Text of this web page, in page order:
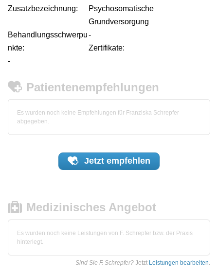
Zusatzbezeichnung:
Psychosomatische
Grundversorgung
Behandlungsschwerpu
nkte:
-
Zertifikate:
-
Patientenempfehlungen
Es wurden noch keine Empfehlungen für Franziska Schrepfer
abgegeben.
Jetzt empfehlen
Medizinisches Angebot
Es wurden noch keine Leistungen von F. Schrepfer bzw. der Praxis
hinterlegt.
Sind Sie F. Schrepfer? Jetzt Leistungen bearbeiten.